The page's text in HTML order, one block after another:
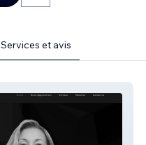
Services et avis